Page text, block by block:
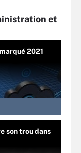
et
2021
son trou dans